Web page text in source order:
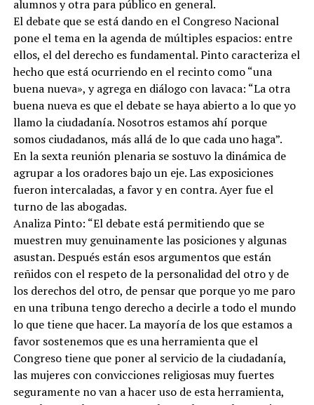
alumnos y otra para público en general.
El debate que se está dando en el Congreso Nacional
pone el tema en la agenda de múltiples espacios: entre
ellos, el del derecho es fundamental. Pinto caracteriza el
hecho que está ocurriendo en el recinto como “una
buena nueva», y agrega en diálogo con lavaca: “La otra
buena nueva es que el debate se haya abierto a lo que yo
llamo la ciudadanía. Nosotros estamos ahí porque
somos ciudadanos, más allá de lo que cada uno haga”.
En la sexta reunión plenaria se sostuvo la dinámica de
agrupar a los oradores bajo un eje. Las exposiciones
fueron intercaladas, a favor y en contra. Ayer fue el
turno de las abogadas.
Analiza Pinto: “El debate está permitiendo que se
muestren muy genuinamente las posiciones y algunas
asustan. Después están esos argumentos que están
reñidos con el respeto de la personalidad del otro y de
los derechos del otro, de pensar que porque yo me paro
en una tribuna tengo derecho a decirle a todo el mundo
lo que tiene que hacer. La mayoría de los que estamos a
favor sostenemos que es una herramienta que el
Congreso tiene que poner al servicio de la ciudadanía,
las mujeres con convicciones religiosas muy fuertes
seguramente no van a hacer uso de esta herramienta,